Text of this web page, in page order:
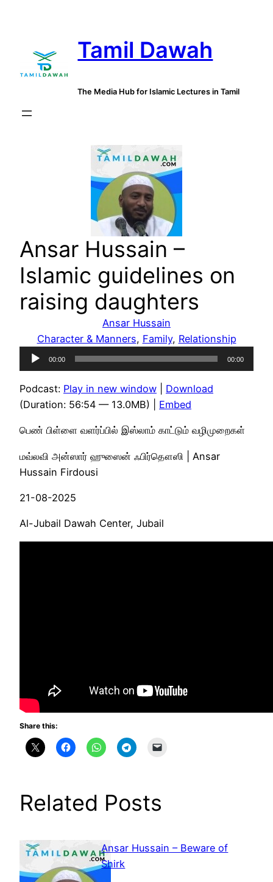
Tamil Dawah
The Media Hub for Islamic Lectures in Tamil
Ansar Hussain –
Islamic guidelines on
raising daughters
Ansar Hussain
Character & Manners, Family, Relationship
Audio
Player
00:00 00:00
Podcast: Play in new window
Download
(Duration: 56:54 — 13.0MB) | Embed
பெண் பிள்ளை வளர்ப்பில் இஸ்லாம் காட்டும் வழிமுறைகள்
மவ்லவி அன்ஸார் ஹுஸைன் ஃபிர்தௌஸி | Ansar
Hussain Firdousi
21-08-2025
Al-Jubail Dawah Center, Jubail
Share this:
Related Posts
Ansar Hussain – Beware of
Shirk